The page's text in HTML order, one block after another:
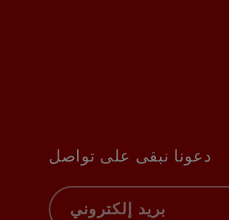
دعونا نبقى على تواصل
بريد إلكتروني